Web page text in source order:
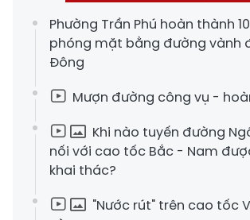
Phường Trần Phú hoàn thành
phóng mặt bằng đường vành
Đông
Mượn đường công vụ -
Khi nào tuyến đường
nối với cao tốc Bắc - Nam
khai thác?
"Nước rút" trên cao tốc